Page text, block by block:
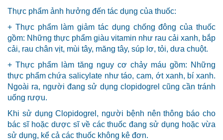
Thực phẩm ảnh hưởng đến tác dụng của thuốc:
+ Thực phẩm làm giảm tác dụng chống đông của thuốc
gồm: Những thực phẩm giàu vitamin như rau cải xanh, bắp
cải, rau chân vịt, mùi tây, măng tây, súp lơ, tỏi, dưa chuột.
+ Thực phẩm làm tăng nguy cơ chảy máu gồm: Những
thực phẩm chứa salicylate như táo, cam, ớt xanh, bí xanh.
Ngoài ra, người đang sử dụng clopidogrel cũng cần tránh
uống rượu.
Khi sử dụng Clopidogrel, người bệnh nên thông báo cho
bác sĩ hoặc dược sĩ về các thuốc đang sử dụng hoặc vừa
sử dụng, kể cả các thuốc không kê đơn.